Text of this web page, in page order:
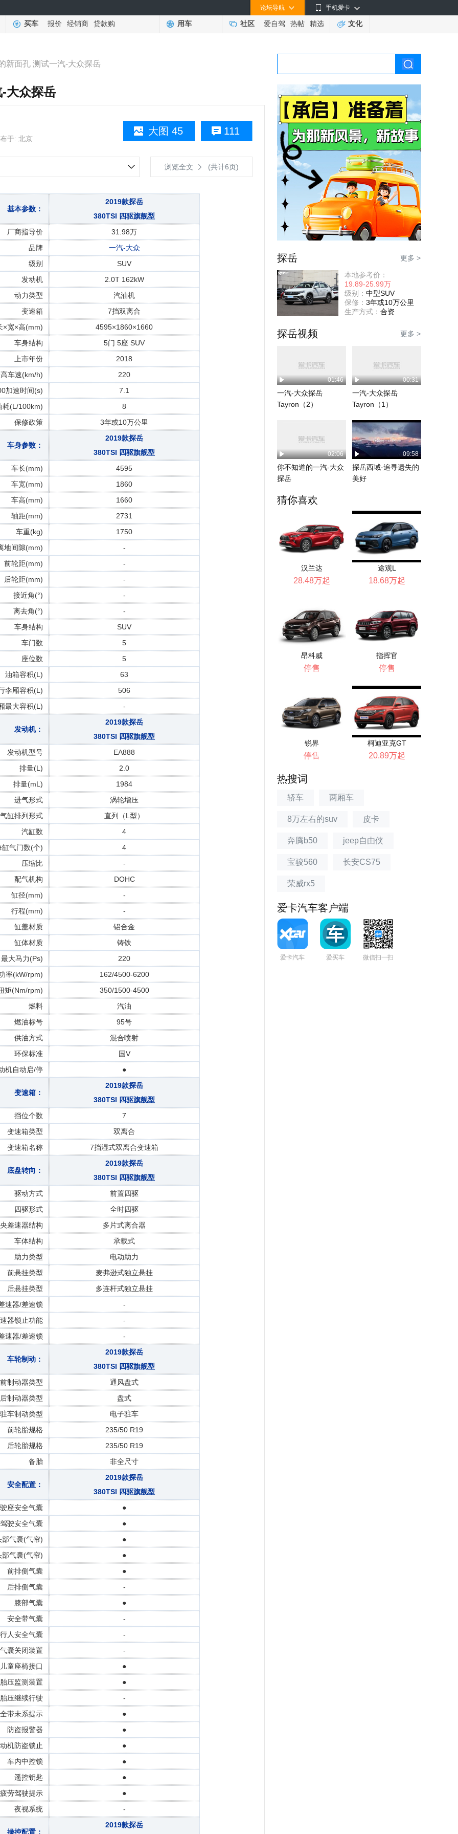
手机爱卡
论坛导航
买车 报价 经销商 贷款购 用车 社区 爱自驾 热帖 精选 文化
新面孔 测试一汽-大众探岳
大众探岳
111
大图 45
于: 北京
浏览全文 (共计6页)
基本参数：
2019款探岳
380TSI 四驱旗舰型
厂商指导价
31.98万
品牌
一汽-大众
级别
SUV
发动机
2.0T 162kW
动力类型
汽油机
变速箱
7挡双离合
×宽×高(mm)
4595×1860×1660
车身结构
5门 5座 SUV
上市年份
2018
车速(km/h)
220
加速时间(s)
7.1
耗(L/100km)
8
保修政策
3年或10万公里
车身参数：
2019款探岳
380TSI 四驱旗舰型
车长(mm)
4595
车宽(mm)
1860
车高(mm)
1660
轴距(mm)
2731
车重(kg)
1750
地间隙(mm)
-
前轮距(mm)
-
后轮距(mm)
-
接近角(°)
-
离去角(°)
-
车身结构
SUV
车门数
5
座位数
5
油箱容积(L)
63
李厢容积(L)
506
最大容积(L)
-
发动机：
2019款探岳
380TSI 四驱旗舰型
发动机型号
EA888
排量(L)
2.0
排量(mL)
1984
进气形式
涡轮增压
气缸排列形式
直列（L型）
汽缸数
4
缸气门数(个)
4
压缩比
-
配气机构
DOHC
缸径(mm)
-
行程(mm)
-
缸盖材质
铝合金
缸体材质
铸铁
最大马力(Ps)
220
率(kW/rpm)
162/4500-6200
矩(Nm/rpm)
350/1500-4500
燃料
汽油
燃油标号
95号
供油方式
混合喷射
环保标准
国V
机自动启/停
●
变速箱：
2019款探岳
380TSI 四驱旗舰型
挡位个数
7
变速箱类型
双离合
变速箱名称
7挡湿式双离合变速箱
底盘转向：
2019款探岳
380TSI 四驱旗舰型
驱动方式
前置四驱
四驱形式
全时四驱
差速器结构
多片式离合器
车体结构
承载式
助力类型
电动助力
前悬挂类型
麦弗逊式独立悬挂
后悬挂类型
多连杆式独立悬挂
速器/差速锁
-
器锁止功能
-
速器/差速锁
-
车轮制动：
2019款探岳
380TSI 四驱旗舰型
前制动器类型
通风盘式
后制动器类型
盘式
驻车制动类型
电子驻车
前轮胎规格
235/50 R19
后轮胎规格
235/50 R19
备胎
非全尺寸
安全配置：
2019款探岳
380TSI 四驱旗舰型
座安全气囊
●
驶安全气囊
●
部气囊(气帘)
●
部气囊(气帘)
●
前排侧气囊
●
后排侧气囊
-
膝部气囊
●
安全带气囊
-
行人安全气囊
-
囊关闭装置
-
儿童座椅接口
●
胎压监测装置
●
压继续行驶
-
带未系提示
●
防盗报警器
●
机防盗锁止
●
车内中控锁
●
遥控钥匙
●
疲劳驾驶提示
●
夜视系统
-
操控配置：
2019款探岳
探岳 更多 >
本地参考价：
19.89-25.99万
级别： 中型SUV
保修： 3年或10万公里
生产方式： 合资
探岳视频 更多 >
01:46
一汽-大众探岳
Tayron（2）
00:31
一汽-大众探岳
Tayron（1）
02:06
你不知道的一汽-大众
探岳
09:58
探岳西域·追寻遗失的
美好
猜你喜欢
汉兰达
28.48万起
途观L
18.68万起
昂科威
停售
指挥官
停售
锐界
停售
柯迪亚克GT
20.89万起
热搜词
轿车 两厢车
8万左右的suv 皮卡
奔腾b50 jeep自由侠
宝骏560 长安CS75
荣威rx5
爱卡汽车客户端
爱卡汽车 爱买车 微信扫一扫